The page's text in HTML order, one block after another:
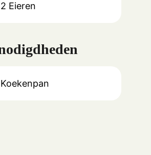
2 Eieren
Koekenpan